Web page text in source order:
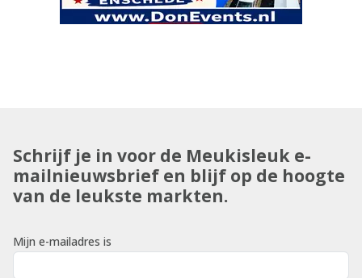
Schrijf je in voor de Meukisleuk e-
mailnieuwsbrief en blijf op de hoogte
van de leukste markten.
Mijn e-mailadres is